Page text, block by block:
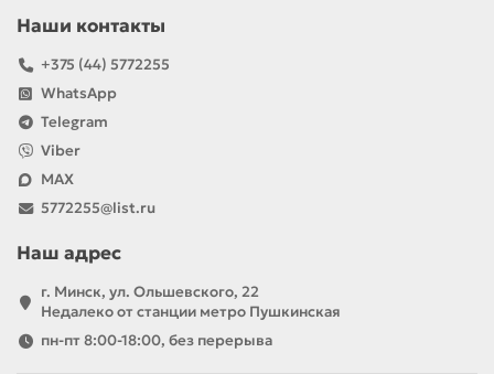
Наши контакты
+375 (44) 5772255
WhatsApp
Telegram
Viber
MAX
5772255@list.ru
Наш адрес
г. Минск, ул. Ольшевского, 22
Недалеко от станции метро Пушкинская
пн-пт 8:00-18:00, без перерыва